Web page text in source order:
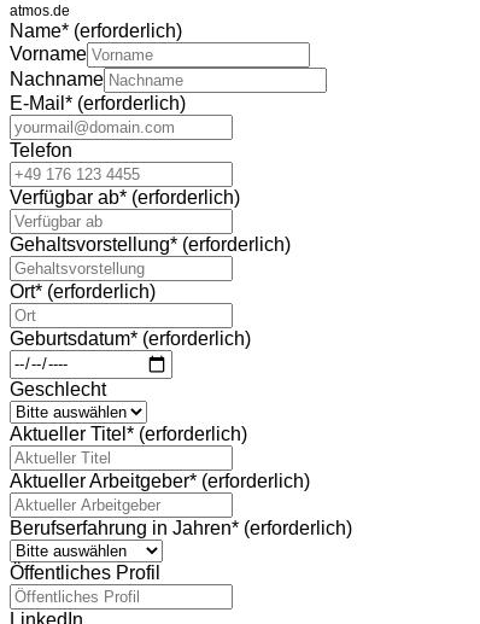
atmos.de
Name* (erforderlich)
Vorname
Nachname
E-Mail * (erforderlich)
Telefon
Verfügbar ab* (erforderlich)
Gehaltsvorstellung* (erforderlich)
Ort* (erforderlich)
Geburtsdatum* (erforderlich)
Geschlecht
Aktueller Titel * (erforderlich)
Aktueller Arbeitgeber* (erforderlich)
Berufserfahrung in Jahren* (erforderlich)
Öffentliches Profil
LinkedIn